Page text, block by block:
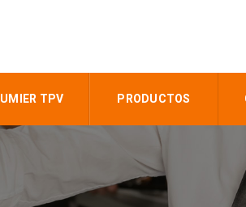
TPV PRODUCTOS